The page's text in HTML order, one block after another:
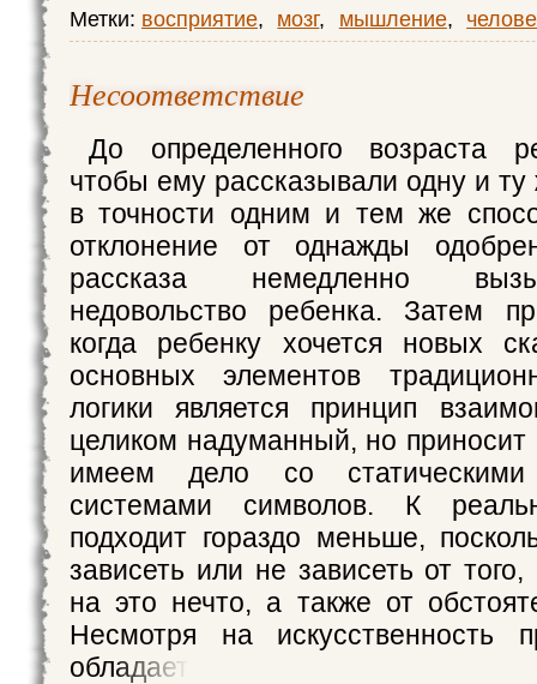
Метки: восприятие, мозг, мышление,
Несоответствие
До определенного возраста
чтобы ему рассказывали одну и ту
в точности одним и тем же
отклонение от однажды
рассказа немедленно
недовольство ребенка. Затем
когда ребенку хочется новых
основных элементов
логики является принцип
целиком надуманный, но приносит
имеем дело со
системами символов. К
подходит гораздо меньше,
зависеть или не зависеть от
на это нечто, а также от
Несмотря на искусственность
обладает